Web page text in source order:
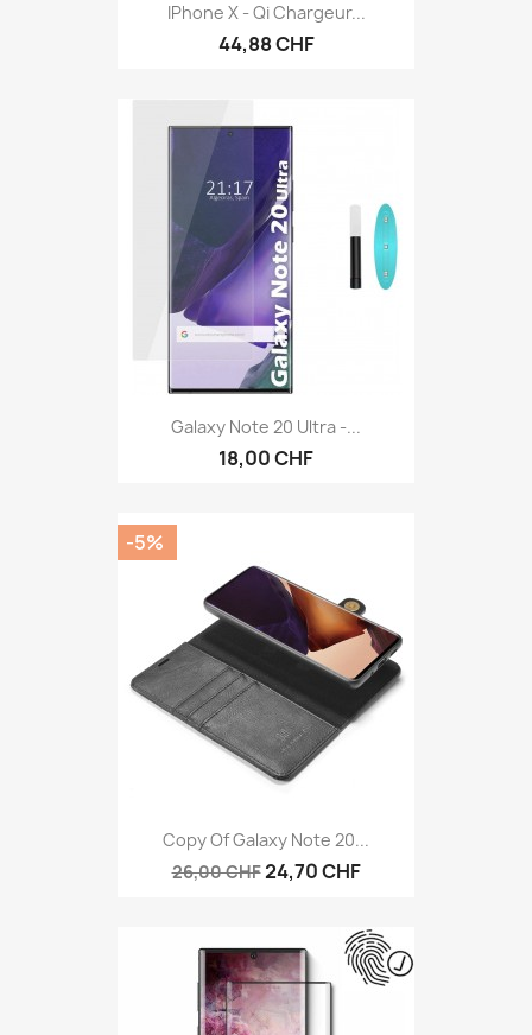
IPhone X - Qi Chargeur...
44,88 CHF
Galaxy Note 20 Ultra -...
18,00 CHF
Copy Of Galaxy Note 20...
26,00 CHF24,70 CHF
-5%